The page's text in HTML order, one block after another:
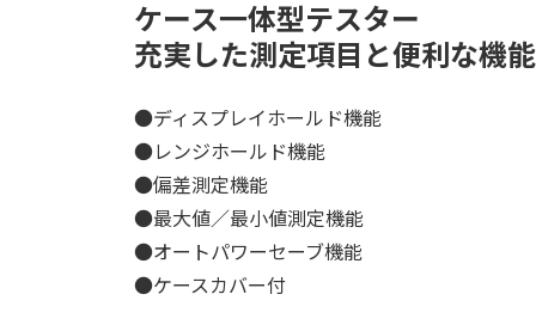
ケース一体型テスター
充実した測定項目と便利な機能
●ディスプレイホールド機能
●レンジホールド機能
●偏差測定機能
●最大値／最小値測定機能
●オートパワーセーブ機能
●ケースカバー付